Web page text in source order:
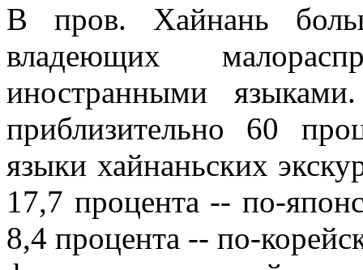
В пров. Хайнань
владеющих
иностранными
приблизительно 60
языки хайнаньских
17,7 процента -- по-
8,4 процента -- по-